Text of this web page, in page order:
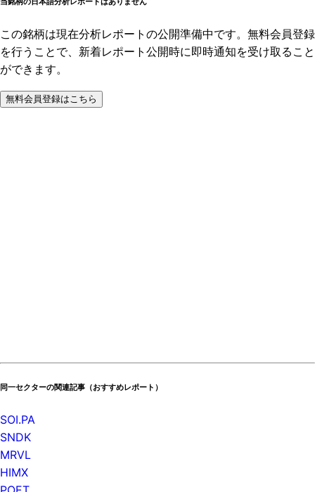
この銘柄は現在分析レポートの公開準備中です。無料会員登録
を行うことで、新着レポート公開時に即時通知を受け取ること
ができます。
無料会員登録はこちら
同一セクターの関連記事（おすすめレポート）
SOI.PA
SNDK
MRVL
HIMX